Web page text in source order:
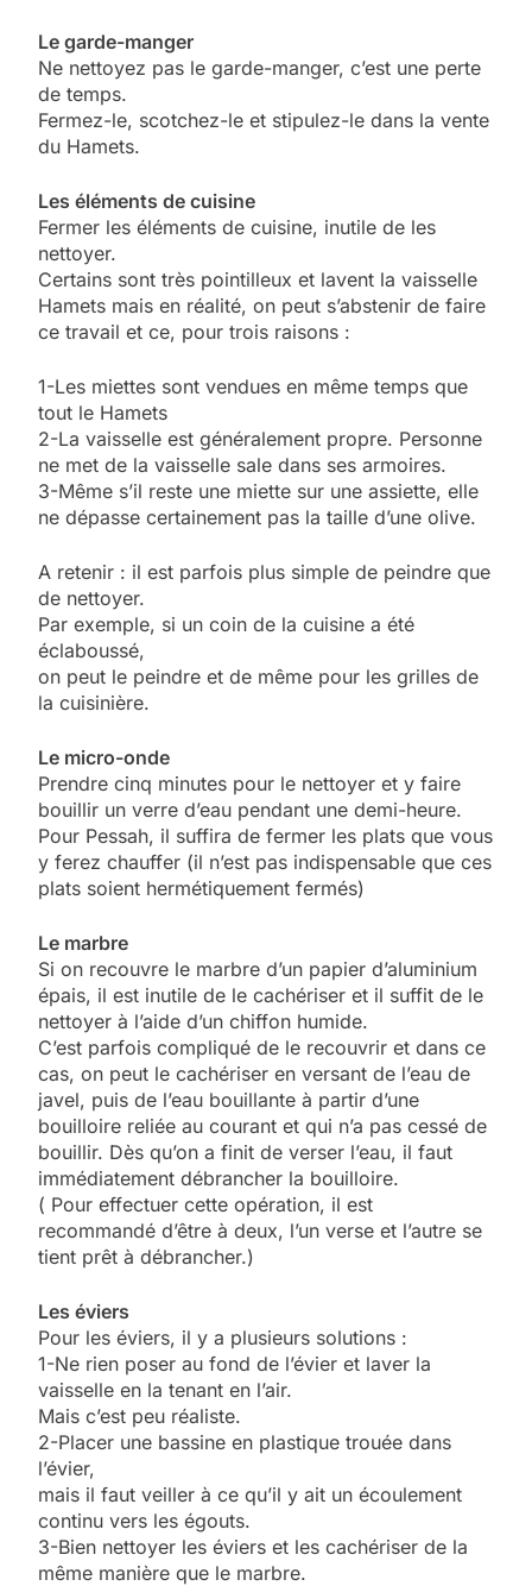
Le garde-manger
Ne nettoyez pas le garde-manger, c’est une perte
de temps.
Fermez-le, scotchez-le et stipulez-le dans la vente
du Hamets.
Les éléments de cuisine
Fermer les éléments de cuisine, inutile de les
nettoyer.
Certains sont très pointilleux et lavent la vaisselle
Hamets mais en réalité, on peut s’abstenir de faire
ce travail et ce, pour trois raisons :
1-Les miettes sont vendues en même temps que
tout le Hamets
2-La vaisselle est généralement propre. Personne
ne met de la vaisselle sale dans ses armoires.
3-Même s’il reste une miette sur une assiette, elle
ne dépasse certainement pas la taille d’une olive.
A retenir : il est parfois plus simple de peindre que
de nettoyer.
Par exemple, si un coin de la cuisine a été
éclaboussé,
on peut le peindre et de même pour les grilles de
la cuisinière.
Le micro-onde
Prendre cinq minutes pour le nettoyer et y faire
bouillir un verre d’eau pendant une demi-heure.
Pour Pessah, il suffira de fermer les plats que vous
y ferez chauffer (il n’est pas indispensable que ces
plats soient hermétiquement fermés)
Le marbre
Si on recouvre le marbre d’un papier d’aluminium
épais, il est inutile de le cachériser et il suffit de le
nettoyer à l’aide d’un chiffon humide.
C’est parfois compliqué de le recouvrir et dans ce
cas, on peut le cachériser en versant de l’eau de
javel, puis de l’eau bouillante à partir d’une
bouilloire reliée au courant et qui n’a pas cessé de
bouillir. Dès qu’on a finit de verser l’eau, il faut
immédiatement débrancher la bouilloire.
( Pour effectuer cette opération, il est
recommandé d’être à deux, l’un verse et l’autre se
tient prêt à débrancher.)
Les éviers
Pour les éviers, il y a plusieurs solutions :
1-Ne rien poser au fond de l’évier et laver la
vaisselle en la tenant en l’air.
Mais c’est peu réaliste.
2-Placer une bassine en plastique trouée dans
l’évier,
mais il faut veiller à ce qu’il y ait un écoulement
continu vers les égouts.
3-Bien nettoyer les éviers et les cachériser de la
même manière que le marbre.